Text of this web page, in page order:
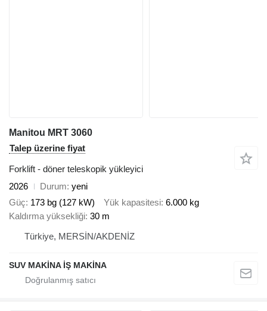
Manitou MRT 3060
Talep üzerine fiyat
Forklift - döner teleskopik yükleyici
2026
Durum yeni
Güç 173 bg (127 kW) Yük kapasitesi 6.000 kg
Kaldırma yüksekliği 30 m
Türkiye, MERSİN/AKDENİZ
SUV MAKİNA İŞ MAKİNA